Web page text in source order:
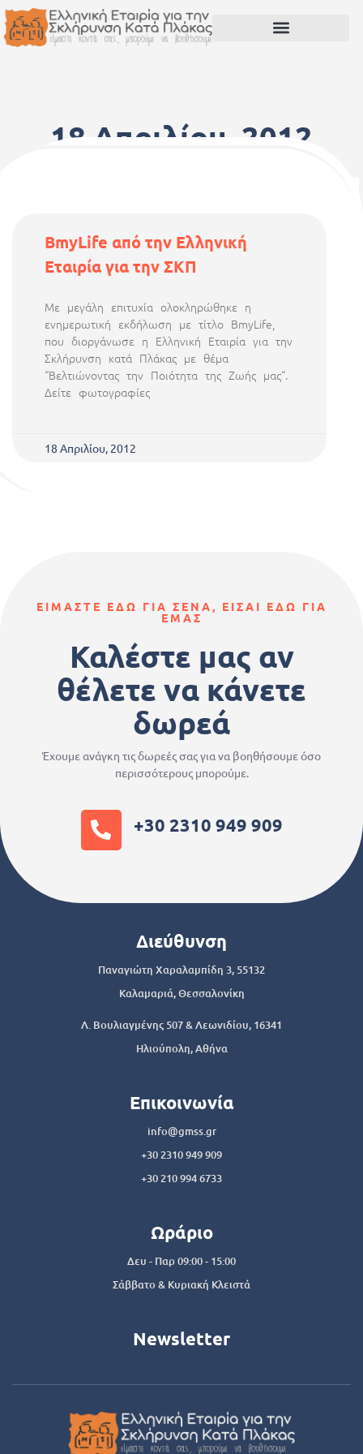
18 Απριλίου, 2012
BmyLife από την Ελληνική
Εταιρία για την ΣΚΠ
Με μεγάλη επιτυχία ολοκληρώθηκε η
ενημερωτική εκδήλωση με τίτλο BmyLife,
που διοργάνωσε η Ελληνική Εταιρία για την
Σκλήρυνση κατά Πλάκας με θέμα
“Βελτιώνοντας την Ποιότητα της Ζωής μας“.
Δείτε φωτογραφίες
18 Απριλίου, 2012
ΕΙΜΑΣΤΕ ΕΔΩ ΓΙΑ ΣΕΝΑ, ΕΙΣΑΙ ΕΔΩ ΓΙΑ
ΕΜΑΣ
Καλέστε μας αν
θέλετε να κάνετε
δωρεά
Έχουμε ανάγκη τις δωρεές σας για να βοηθήσουμε όσο
περισσότερους μπορούμε.
+30 2310 949 909
Διεύθυνση
Παναγιώτη Χαραλαμπίδη 3, 55132
Καλαμαριά, Θεσσαλονίκη
Λ. Βουλιαγμένης 507 & Λεωνιδίου, 16341
Ηλιούπολη, Αθήνα
Επικοινωνία
info@gmss.gr
+30 2310 949 909
+30 210 994 6733
Ωράριο
Δευ - Παρ 09:00 - 15:00
Σάββατο & Κυριακή Κλειστά
Newsletter